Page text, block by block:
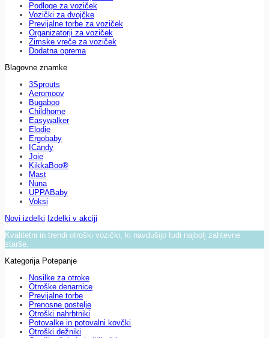
Podloge za voziček
Vozički za dvojčke
Previjalne torbe za voziček
Organizatorji za voziček
Zimske vreče za voziček
Dodatna oprema
Blagovne znamke
3Sprouts
Aeromoov
Bugaboo
Childhome
Easywalker
Elodie
Ergobaby
ICandy
Joie
KikkaBoo®
Mast
Nuna
UPPABaby
Voksi
Novi izdelki Izdelki v akciji
Kvalitetni in trendi otroški vozički, ki navdušijo tudi najbolj zahtevne
starše.
Kategorija Potepanje
Nosilke za otroke
Otroške denarnice
Previjalne torbe
Prenosne postelje
Otroški nahrbtniki
Potovalke in potovalni kovčki
Otroški dežniki